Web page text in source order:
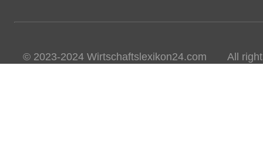
© 2023-2024 Wirtschaftslexikon24.com All